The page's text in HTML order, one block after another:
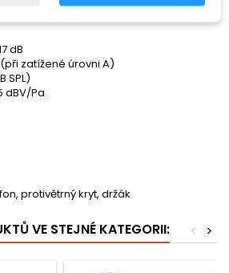
dB
zatížené úrovni A)
SPL)
dBV/Pa
protivětrný kryt, držák
VE STEJNÉ KATEGORII: >
<